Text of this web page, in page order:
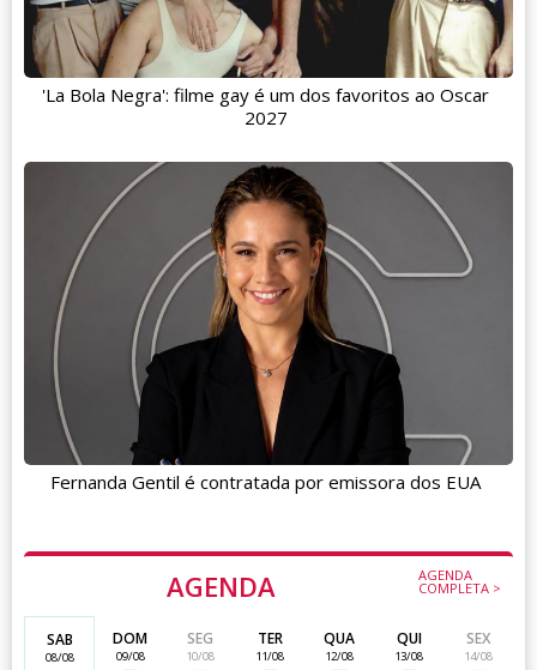
AGENDA AGENDA
COMPLETA >
SAB
08/08
DOM
09/08
SEG
10/08
TER
11/08
QUA
12/08
QUI
13/08
SEX
14/08
'La Bola Negra': filme gay é um dos favoritos ao Oscar
2027
Fernanda Gentil é contratada por emissora dos EUA